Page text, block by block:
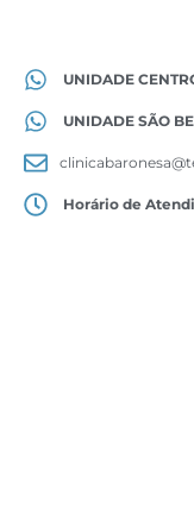
UNIDADE
UNIDADE SÃO
Horário de